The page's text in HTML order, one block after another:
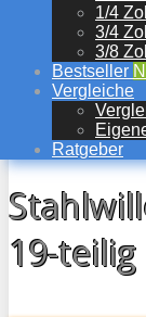
1/4
3/4
3/8
Bestseller
Vergleiche
Ratgeber
19-teilig